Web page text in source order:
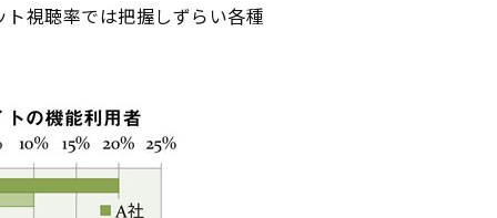
視聴率では把握しずらい各種